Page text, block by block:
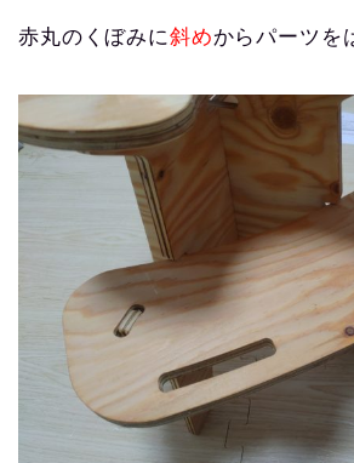
赤丸のくぼみに斜めからパーツを